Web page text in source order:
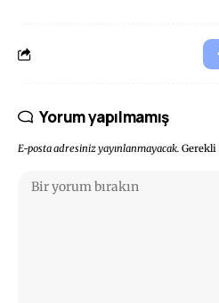
Yorum yapılmamış
E-posta adresiniz yayınlanmayacak. Gerekli